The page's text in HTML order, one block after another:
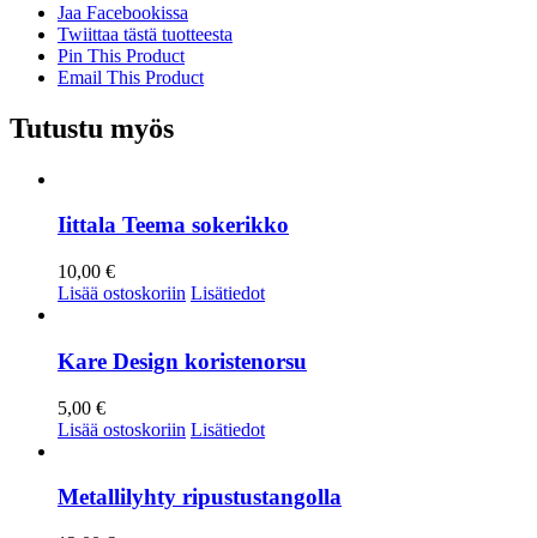
Jaa Facebookissa
Twiittaa tästä tuotteesta
Pin This Product
Email This Product
Tutustu myös
Iittala Teema sokerikko
10,00 €
Lisää ostoskoriin Lisätiedot
Kare Design koristenorsu
5,00 €
Lisää ostoskoriin Lisätiedot
Metallilyhty ripustustangolla